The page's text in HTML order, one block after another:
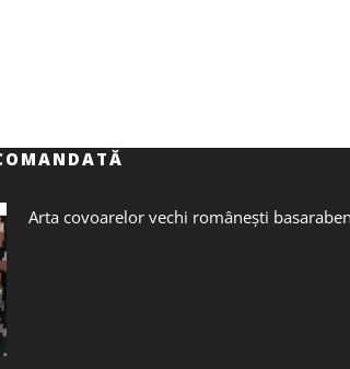
Arta covoarelor vechi românești